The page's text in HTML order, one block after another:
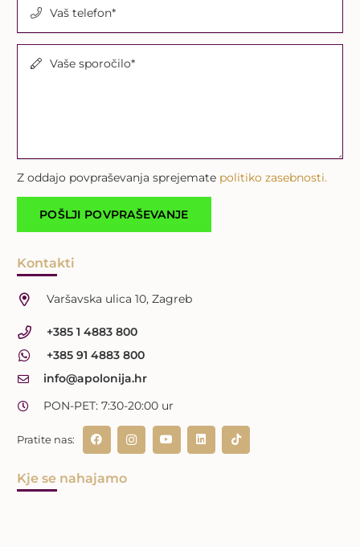
Vaš telefon*
Vaše sporočilo*
Z oddajo povpraševanja sprejemate politiko zasebnosti.
Kontakti
Varšavska ulica 10, Zagreb
+385 1 4883 800
+385 91 4883 800
info@apolonija.hr
PON-PET: 7:30-20:00 ur
Pratite nas:
Kje se nahajamo